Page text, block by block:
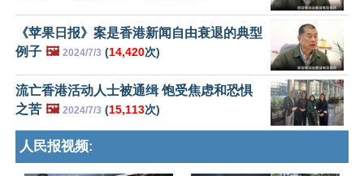
《苹果日报》案是香港新闻自由衰退的典型
例子 🖼️ 2024/7/3 (14,420次)
流亡香港活动人士被通缉 饱受焦虑和恐惧
之苦 🖼️ 2024/7/3 (15,113次)
人民报视频: